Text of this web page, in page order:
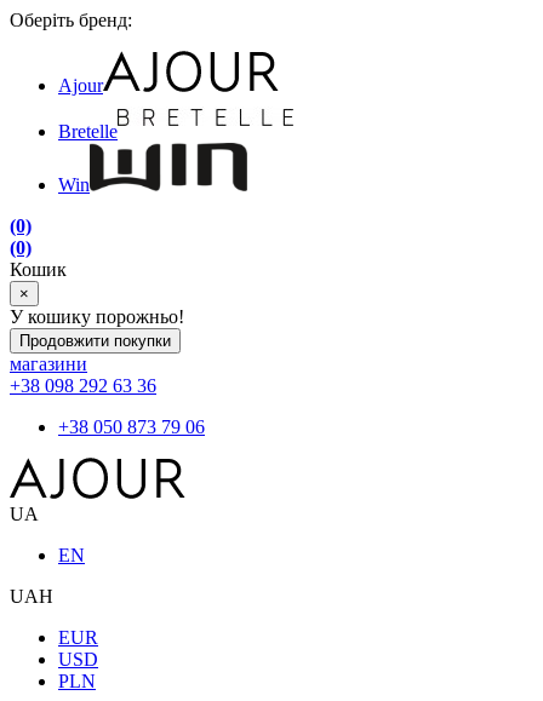
Оберіть бренд:
Ajour
Bretelle
Win
(0)
(0)
Кошик
×
У кошику порожньо!
Продовжити покупки
магазини
+38 098 292 63 36
+38 050 873 79 06
UA
EN
UAH
EUR
USD
PLN